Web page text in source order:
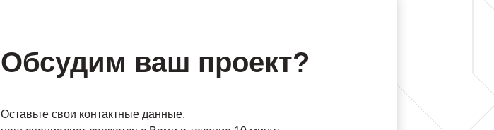
Обсудим ваш проект?
Оставьте свои контактные данные,